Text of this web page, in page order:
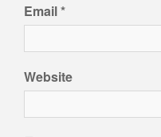
Email*
Website